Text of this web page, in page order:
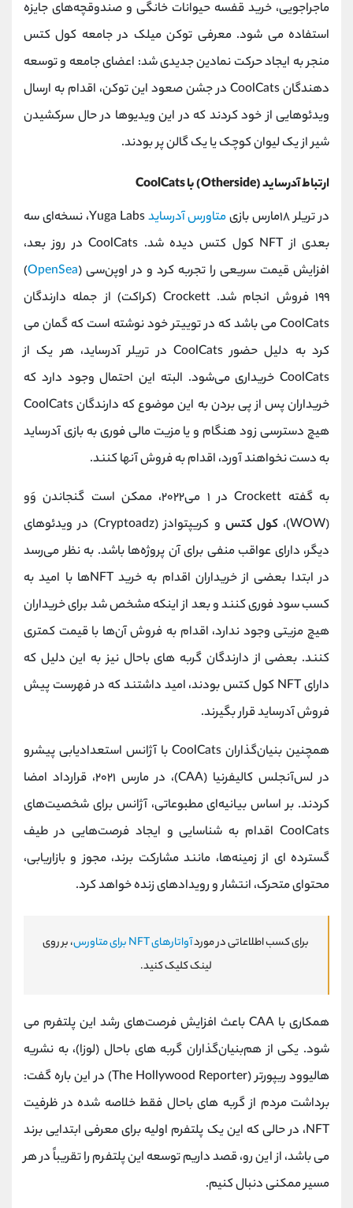
ماجراجویی، خرید قفسه حیوانات خانگی و صندوقچه‌های جایزه
استفاده می شود. معرفی توکن میلک در جامعه کول کتس
منجر به ایجاد حرکت نمادین جدیدی شد: اعضای جامعه و توسعه
‌دهندگان CoolCats در جشن صعود این توکن، اقدام به ارسال
ویدئوهایی از خود کردند که در این ویدیوها در حال سرکشیدن
شیر از یک لیوان کوچک یا یک گالن پر بودند.
ارتباط آدرساید (Otherside) با CoolCats
در تریلر ۱۸مارس بازی
متاورس آدرساید
Yuga Labs، نسخه‌ای سه‌
بعدی از NFT کول کتس دیده شد. CoolCats در روز بعد،
افزایش قیمت سریعی را تجربه کرد و در اوپن‌سی (OpenSea
)
۱۹۹ فروش انجام شد. Crockett (کراکت) از جمله دارندگان
CoolCats می باشد که در توییتر خود نوشته است که گمان می
کرد به ‌دلیل حضور CoolCats در تریلر آدرساید، هر ‌یک از
CoolCats خریداری می‌شود. البته این احتمال وجود دارد که
خریداران پس از پی بردن به این موضوع که دارندگان CoolCats
هیچ دسترسی زود هنگام و یا مزیت مالی فوری به بازی آدرساید
به‌ دست نخواهند آورد، اقدام به فروش آنها کنند.
به‌ گفته Crockett در ۱‌ می۲۰۲۲، ممکن است گنجاندن وَو
(WOW)،
کول کتس
و کریپتوادز (Cryptoadz) در ویدئوهای
دیگر، دارای عواقب منفی برای آن پروژه‌ها باشد. به‌ نظر می‌رسد
در ابتدا بعضی از خریداران اقدام به خرید NFTها با امید به
کسب سود فوری کنند و بعد از اینکه مشخص شد برای خریداران
هیچ مزیتی وجود ندارد، اقدام به فروش آن‌ها با قیمت کمتری
کنند. بعضی از دارندگان گربه های باحال نیز به این دلیل که
دارای NFT کول کتس بودند، امید داشتند که در فهرست پیش‌
فروش آدرساید قرار بگیرند.
همچنین بنیان‌گذاران CoolCats با آژانس استعدادیابی پیشرو
در لس‌آنجلس کالیفرنیا (CAA)، در مارس‌ ۲۰۲۱، قرارداد امضا
کردند. بر اساس بیانیه‌ای مطبوعاتی، آژانس برای شخصیت‌های
CoolCats اقدام به شناسایی و ایجاد فرصت‌هایی در طیف
گسترده ای از زمینه‌ها، مانند مشارکت برند، مجوز و بازاریابی،
محتوای متحرک، انتشار و رویدادهای زنده خواهد کرد.
برای کسب اطلاعاتی در موردآواتارهای NFT برای متاورس
، بر روی
لینک کلیک کنید.
همکاری با CAA باعث افزایش فرصت‌های رشد این پلتفرم می
شود. یکی از هم‌بنیان‌گذاران گربه های باحال (لوزا)، به نشریه
هالیوود ریپورتر (The Hollywood Reporter) در ‌این ‌باره گفت:
برداشت مردم از گربه های باحال فقط خلاصه شده در ظرفیت
NFT، در حالی که این یک پلتفرم اولیه برای معرفی ابتدایی برند
می باشد، از این رو، قصد داریم توسعه این پلتفرم را تقریباً در هر
مسیر ممکنی دنبال کنیم.